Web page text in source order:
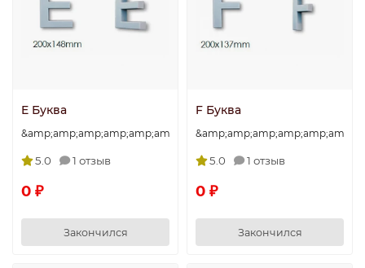
E Буква
5.0 1 отзыв
0 ₽
Закончился
F Буква
5.0 1 отзыв
0 ₽
Закончился